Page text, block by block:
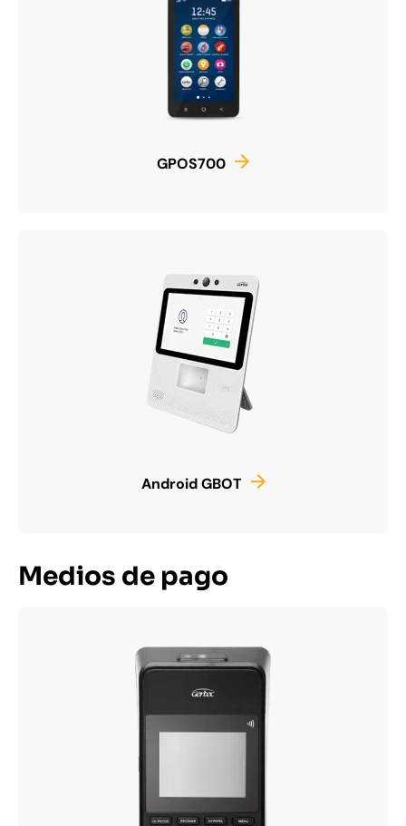
GPOS700
Android GBOT
Medios de pago